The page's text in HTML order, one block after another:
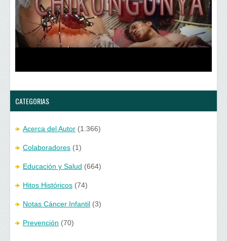
CATEGORIAS
Acerca del Autor (1.366)
Colaboradores (1)
Educación y Salud (664)
Hitos Históricos (74)
Notas Cáncer Infantil (3)
Prevención (70)